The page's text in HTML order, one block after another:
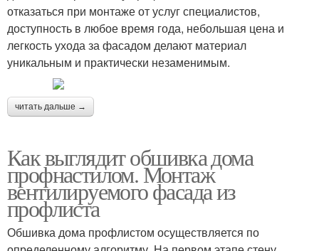
отказаться при монтаже от услуг специалистов,
доступность в любое время года, небольшая цена и
легкость ухода за фасадом делают материал
уникальным и практически незаменимым.
читать дальше →
Как выглядит обшивка дома
профнастилом. Монтаж
вентилируемого фасада из
профлиста
Обшивка дома профлистом осуществляется по